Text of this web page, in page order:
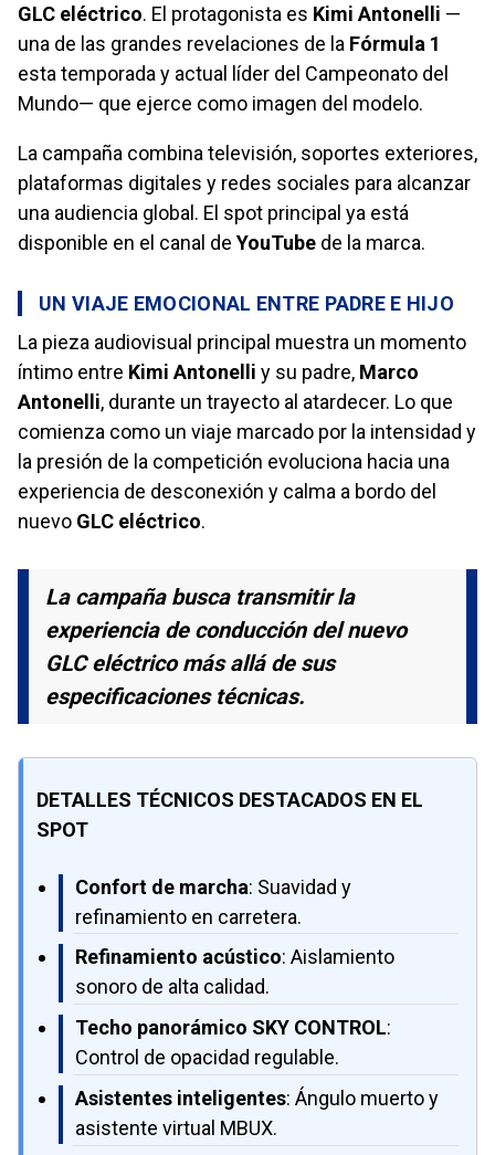
GLC eléctrico. El protagonista es Kimi Antonelli —
una de las grandes revelaciones de la Fórmula 1
esta temporada y actual líder del Campeonato del
Mundo— que ejerce como imagen del modelo.
La campaña combina televisión, soportes exteriores,
plataformas digitales y redes sociales para alcanzar
una audiencia global. El spot principal ya está
disponible en el canal de YouTube de la marca.
UN VIAJE EMOCIONAL ENTRE PADRE E HIJO
La pieza audiovisual principal muestra un momento
íntimo entre Kimi Antonelli y su padre, Marco
Antonelli, durante un trayecto al atardecer. Lo que
comienza como un viaje marcado por la intensidad y
la presión de la competición evoluciona hacia una
experiencia de desconexión y calma a bordo del
nuevo GLC eléctrico.
La campaña busca transmitir la
experiencia de conducción del nuevo
GLC eléctrico más allá de sus
especificaciones técnicas.
DETALLES TÉCNICOS DESTACADOS EN EL
SPOT
Confort de marcha: Suavidad y
refinamiento en carretera.
Refinamiento acústico: Aislamiento
sonoro de alta calidad.
Techo panorámico SKY CONTROL:
Control de opacidad regulable.
Asistentes inteligentes: Ángulo muerto y
asistente virtual MBUX.